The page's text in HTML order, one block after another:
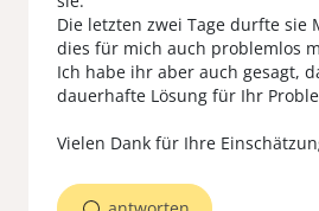
Die letzten zwei Tage durfte sie
dies für mich auch problemlos
Ich habe ihr aber auch gesagt,
dauerhafte Lösung für Ihr
Vielen Dank für Ihre